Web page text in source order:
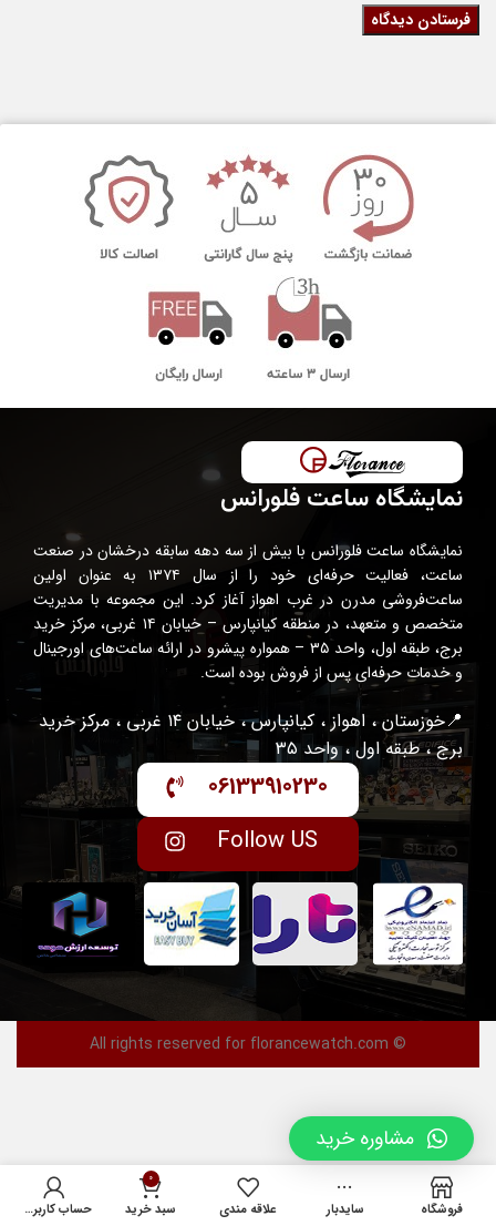
نمایشگاه ساعت فلورانس
نمایشگاه ساعت فلورانس با بیش از سه دهه سابقه درخشان در صنعت
ساعت، فعالیت حرفه‌ای خود را از سال ۱۳۷۴ به عنوان اولین
ساعت‌فروشی مدرن در غرب اهواز آغاز کرد. این مجموعه با مدیریت
متخصص و متعهد، در منطقه کیانپارس – خیابان ۱۴ غربی، مرکز خرید
برج، طبقه اول، واحد ۳۵ – همواره پیشرو در ارائه ساعت‌های اورجینال
و خدمات حرفه‌ای پس از فروش بوده است.
📍خوزستان ، اهواز ، کیانپارس ، خیابان ۱۴ غربی ، مرکز خرید
برج ، طبقه اول ، واحد ۳۵
06133910230
Follow US
© All rights reserved for florancewatch.com
فروشگاه سایدبار علاقه مندی
0
سبد خرید حساب کاربری من
مشاوره خرید